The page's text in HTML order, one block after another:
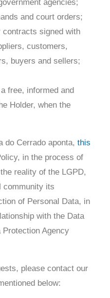
agencies;
and court orders;
contracts signed with
customers,
buyers and sellers;
free, informed and
Holder, when the
do Cerradoaponta, this
in the process of
reality of the LGPD,
community its
of Personal Data, in
with the Data
Protection Agency
please contact our
below: